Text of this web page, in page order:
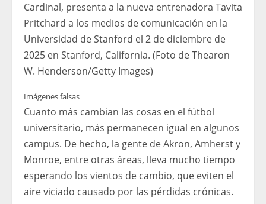
Cardinal, presenta a la nueva entrenadora Tavita
Pritchard a los medios de comunicación en la
Universidad de Stanford el 2 de diciembre de
2025 en Stanford, California. (Foto de Thearon
W. Henderson/Getty Images)
Imágenes falsas
Cuanto más cambian las cosas en el fútbol
universitario, más permanecen igual en algunos
campus. De hecho, la gente de Akron, Amherst y
Monroe, entre otras áreas, lleva mucho tiempo
esperando los vientos de cambio, que eviten el
aire viciado causado por las pérdidas crónicas.